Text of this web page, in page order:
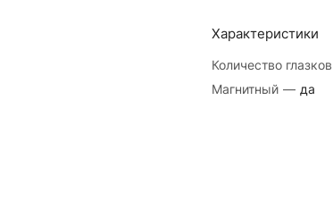
Характеристики
Количество глазков
Магнитный — да